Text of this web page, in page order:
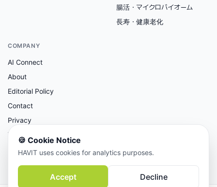
腸活・マイクロバイオーム
長寿・健康老化
COMPANY
AI Connect
About
Editorial Policy
Contact
Privacy
Terms
AI支援リサーチ、人間による編集レビュー。
🍪 Cookie Notice
HAVIT uses cookies for analytics purposes.
Accept Decline